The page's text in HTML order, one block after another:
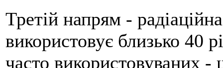
Третій напрям -
використовує близько 40
часто використовуваних